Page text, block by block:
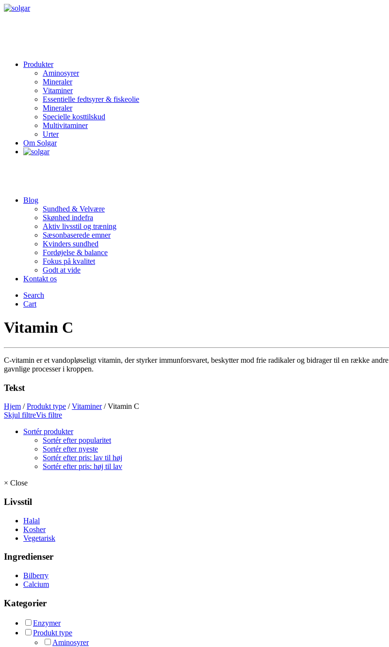
Produkter
Aminosyrer
Mineraler
Vitaminer
Essentielle fedtsyrer & fiskeolie
Mineraler
Specielle kosttilskud
Multivitaminer
Urter
Om Solgar
Blog
Sundhed & Velvære
Skønhed indefra
Aktiv livsstil og træning
Sæsonbaserede emner
Kvinders sundhed
Fordøjelse & balance
Fokus på kvalitet
Godt at vide
Kontakt os
Search
Cart
Vitamin C
C-vitamin er et vandopløseligt vitamin, der styrker immunforsvaret, beskytter mod frie radikaler og bidrager til en række andre
gavnlige processer i kroppen.
Tekst
Hjem /Produkt type /Vitaminer/Vitamin C
Skjul filtreVis filtre
Sortér produkter
Sortér efter popularitet
Sortér efter nyeste
Sortér efter pris: lav til høj
Sortér efter pris: høj til lav
× Close
Livsstil
Halal
Kosher
Vegetarisk
Ingredienser
Bilberry
Calcium
Kategorier
Enzymer
Produkt type
Aminosyrer